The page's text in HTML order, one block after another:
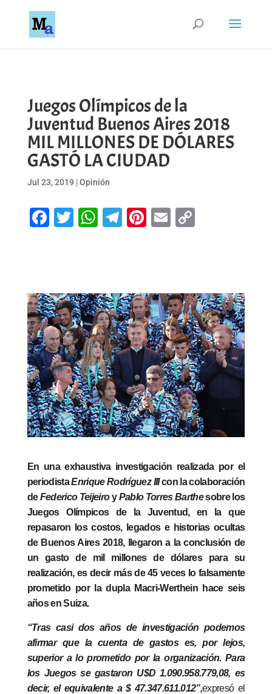
Juegos Olímpicos de la
Juventud Buenos Aires 2018
MIL MILLONES DE DÓLARES
GASTÓ LA CIUDAD
Jul 23, 2019 |Opinión
Facebook
Twitter
WhatsApp
Telegram
Pinterest
EmailCopy
En una exhaustiva investigación realizada por el
periodistaEnrique Rodríguez IIIcon la colaboración
deFederico TeijeiroyPablo Torres Barthesobre los
Juegos Olímpicos de la Juventud, en la que
repasaron los costos, legados e historias ocultas
de Buenos Aires 2018, llegaron a la conclusión de
un gasto de mil millones de dólares para su
realización,es decir más de 45 veces lo falsamente
prometido por la dupla Macri-Werthein hace seis
años en Suiza.
“Tras casi dos años de investigación podemos
afirmar que la cuenta de gastos es, por lejos,
superior a lo prometido por la organización. Para
los Juegos se gastaron U$D 1.090.958.779,08, es
decir, el equivalente a $ 47.347.611.012”,expresó el